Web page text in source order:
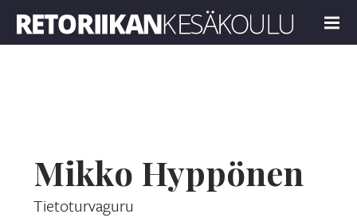
MENU
Mikko Hyppönen
Tietoturvaguru